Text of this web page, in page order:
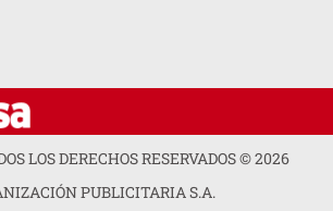
LOS DERECHOS RESERVADOS ©2026
PUBLICITARIA S.A.